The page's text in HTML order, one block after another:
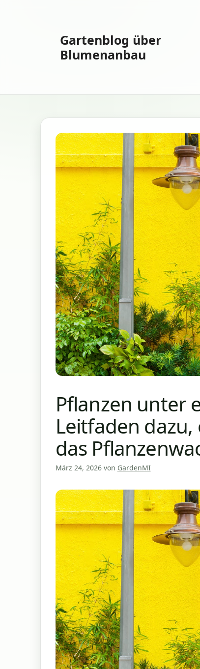
Gartenblog über
Blumenanbau
Pflanzen unter
Leitfaden
das
März 24, 2026 von GardenMI